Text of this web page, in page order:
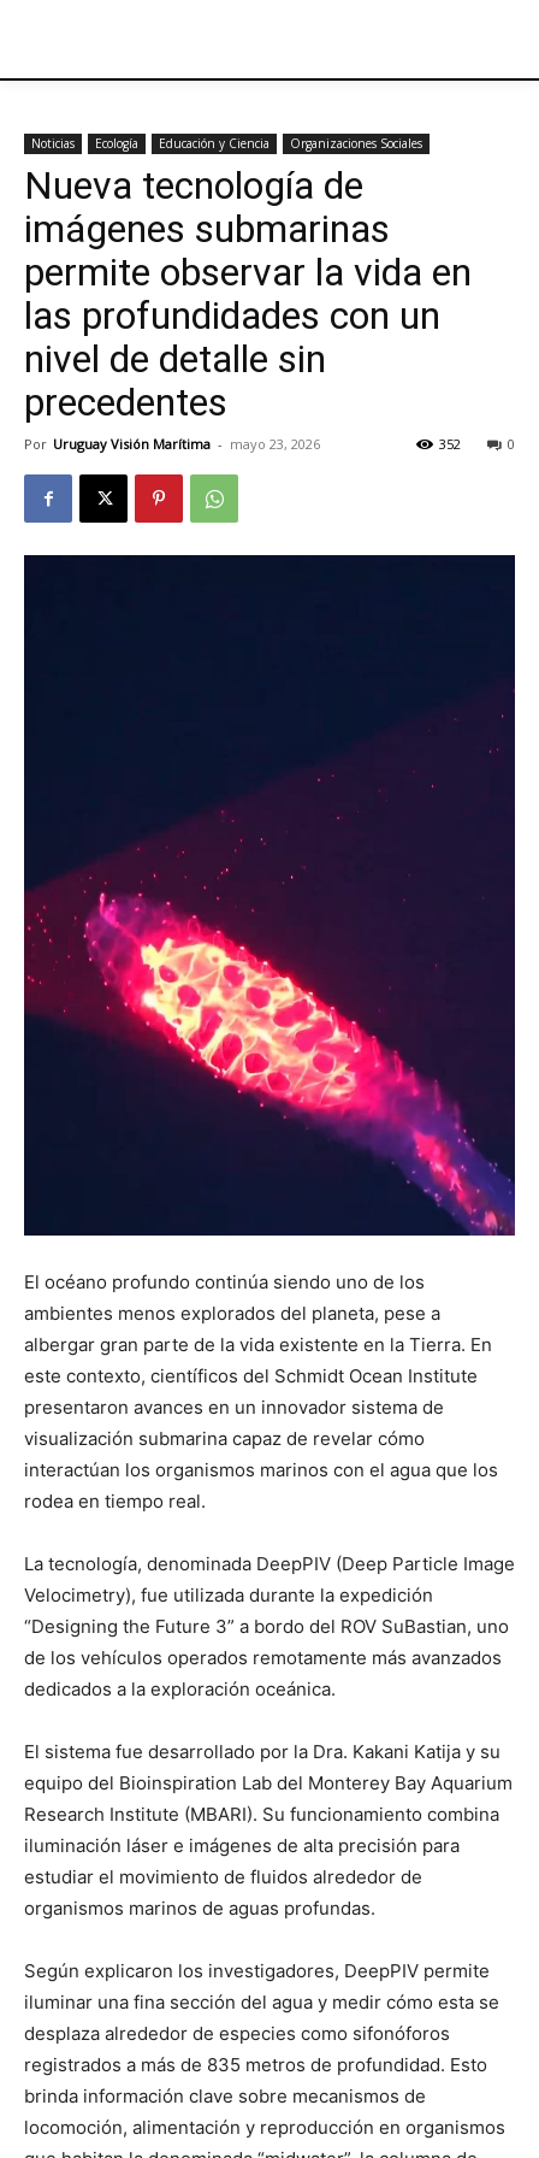
Noticias Ecología Educación y Ciencia Organizaciones Sociales
Nueva tecnología de
imágenes submarinas
permite observar la vida en
las profundidades con un
nivel de detalle sin
precedentes
Por Uruguay Visión Marítima - mayo 23, 2026 0
352
El océano profundo continúa siendo uno de los
ambientes menos explorados del planeta, pese a
albergar gran parte de la vida existente en la Tierra. En
este contexto, científicos del Schmidt Ocean Institute
presentaron avances en un innovador sistema de
visualización submarina capaz de revelar cómo
interactúan los organismos marinos con el agua que los
rodea en tiempo real.
La tecnología, denominada DeepPIV (Deep Particle Image
Velocimetry), fue utilizada durante la expedición
“Designing the Future 3” a bordo del ROV SuBastian, uno
de los vehículos operados remotamente más avanzados
dedicados a la exploración oceánica.
El sistema fue desarrollado por la Dra. Kakani Katija y su
equipo del Bioinspiration Lab del Monterey Bay Aquarium
Research Institute (MBARI). Su funcionamiento combina
iluminación láser e imágenes de alta precisión para
estudiar el movimiento de fluidos alrededor de
organismos marinos de aguas profundas.
Según explicaron los investigadores, DeepPIV permite
iluminar una fina sección del agua y medir cómo esta se
desplaza alrededor de especies como sifonóforos
registrados a más de 835 metros de profundidad. Esto
brinda información clave sobre mecanismos de
locomoción, alimentación y reproducción en organismos